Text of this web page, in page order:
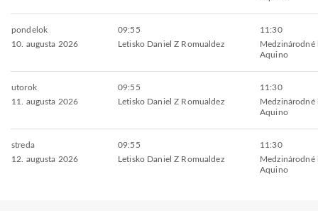
pondelok
10. augusta 2026
09:55
Letisko Daniel Z Romualdez
11:30
Medzinárodné
Aquino
utorok
11. augusta 2026
09:55
Letisko Daniel Z Romualdez
11:30
Medzinárodné
Aquino
streda
12. augusta 2026
09:55
Letisko Daniel Z Romualdez
11:30
Medzinárodné
Aquino